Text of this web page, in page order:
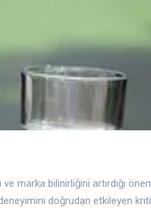
marka bilinirliğini artırdığı
doğrudan etkileyen